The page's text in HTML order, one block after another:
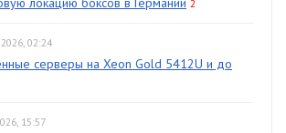
2
02:24
серверы на Xeon Gold 5412U и до
15:57